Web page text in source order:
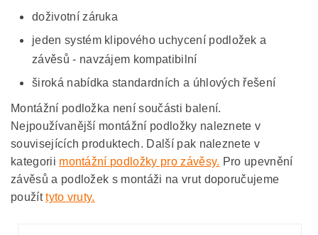
doživotní záruka
jeden systém klipového uchycení podložek a
závěsů - navzájem kompatibilní
široká nabídka standardních a úhlových řešení
Montážní podložka není součásti balení.
Nejpoužívanější montážní podložky naleznete v
souvisejících produktech. Další pak naleznete v
kategorii montážní podložky pro závěsy. Pro upevnění
závěsů a podložek s montáži na vrut doporučujeme
použíttyto vruty.